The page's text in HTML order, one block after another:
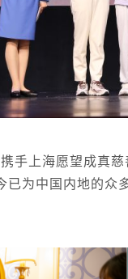
手上海愿望成真
为中国内地的